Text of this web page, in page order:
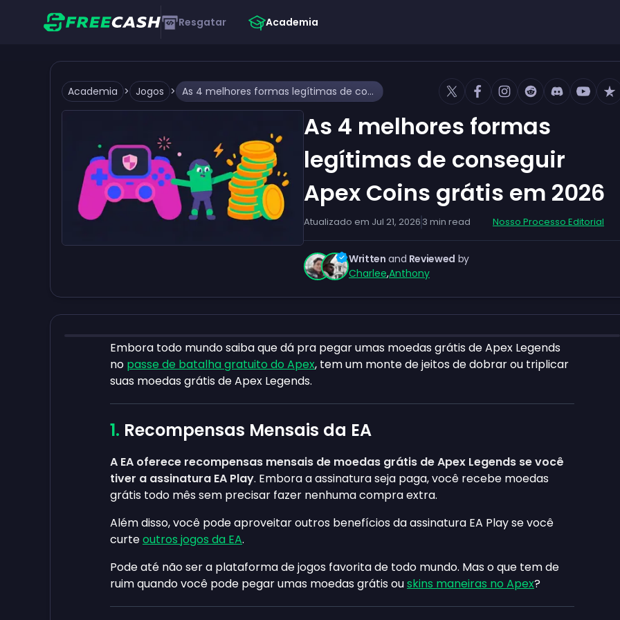
Resgatar Academia
Academia > Jogos > As 4 melhores formas legítimas de conseguir Apex Coins grátis em 2026
As 4 melhores formas
legítimas de conseguir
Apex Coins grátis em 2026
Atualizado em Jul 21, 2026 3 min read Nosso Processo Editorial
Written and Reviewed by
Charlee,Anthony
Embora todo mundo saiba que dá pra pegar umas moedas grátis de Apex Legends
no passe de batalha gratuito do Apex, tem um monte de jeitos de dobrar ou triplicar
suas moedas grátis de Apex Legends.
Recompensas Mensais da EA
A EA oferece recompensas mensais de moedas grátis de Apex Legends se você
tiver a assinatura EA Play. Embora a assinatura seja paga, você recebe moedas
grátis todo mês sem precisar fazer nenhuma compra extra.
Além disso, você pode aproveitar outros benefícios da assinatura EA Play se você
curteoutros jogos da EA.
Pode até não ser a plataforma de jogos favorita de todo mundo. Mas o que tem de
ruim quando você pode pegar umas moedas grátis ouskins maneiras no Apex?